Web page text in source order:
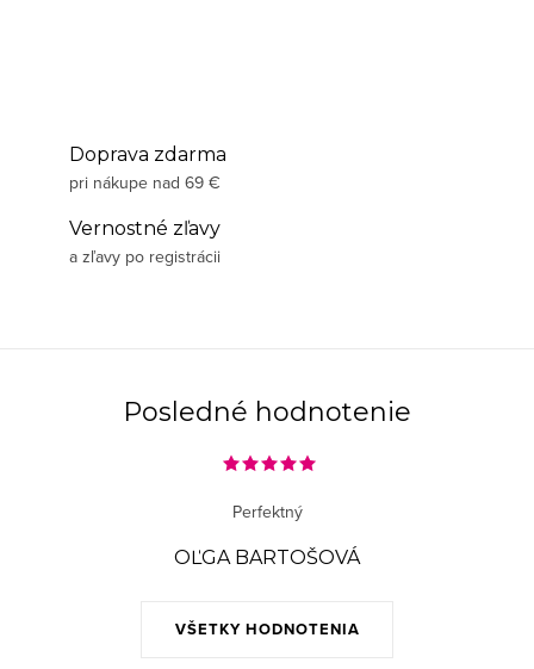
Doprava zdarma
pri nákupe nad 69 €
Vernostné zľavy
a zľavy po registrácii
Posledné hodnotenie
VŠETKY HODNOTENIA
Perfektný
OĽGA BARTOŠOVÁ